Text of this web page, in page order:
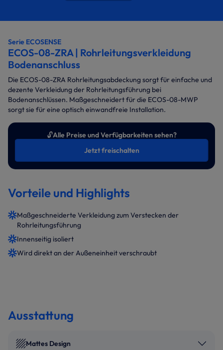
Serie ECOSENSE
ECOS-08-ZRA | Rohrleitungsverkleidung
Bodenanschluss
Die ECOS-08-ZRA Rohrleitungsabdeckung sorgt für einfache und
dezente Verkleidung der Rohrleitungsführung bei
Bodenanschlüssen. Maßgeschneidert für die ECOS-08-MWP
sorgt sie für eine optisch einwandfreie Installation.
🔓Alle Preise und Verfügbarkeiten sehen?
Jetzt freischalten
Vorteile und Highlights
Maßgeschneiderte Verkleidung zum Verstecken der
Rohrleitungsführung
Innenseitig isoliert
Wird direkt an der Außeneinheit verschraubt
Ausstattung
Mattes Design